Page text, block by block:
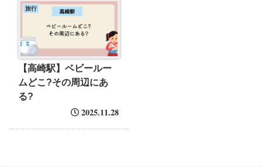
旅行
【高崎駅】ベビールー
ムどこ?その周辺にあ
る?
2025.11.28